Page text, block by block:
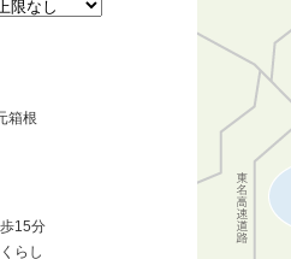
箱根
15分
らし